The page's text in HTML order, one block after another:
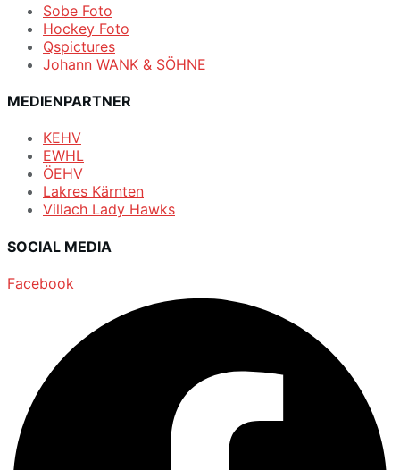
Sobe Foto
Hockey Foto
Qspictures
Johann WANK & SÖHNE
MEDIENPARTNER
KEHV
EWHL
ÖEHV
Lakres Kärnten
Villach Lady Hawks
SOCIAL MEDIA
Facebook